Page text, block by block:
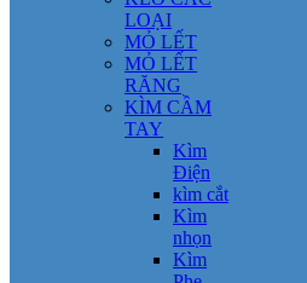
LOẠI
MỎ LẾT
MỎ LẾT
RĂNG
KÌM CẦM
TAY
Kìm
Điện
kìm cắt
Kìm
nhọn
Kìm